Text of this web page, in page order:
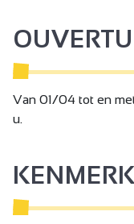
Van 01/04 tot en
u.